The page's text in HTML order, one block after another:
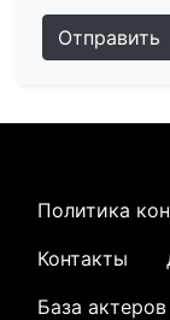
Отправить
Политика
Контакты
База актеров